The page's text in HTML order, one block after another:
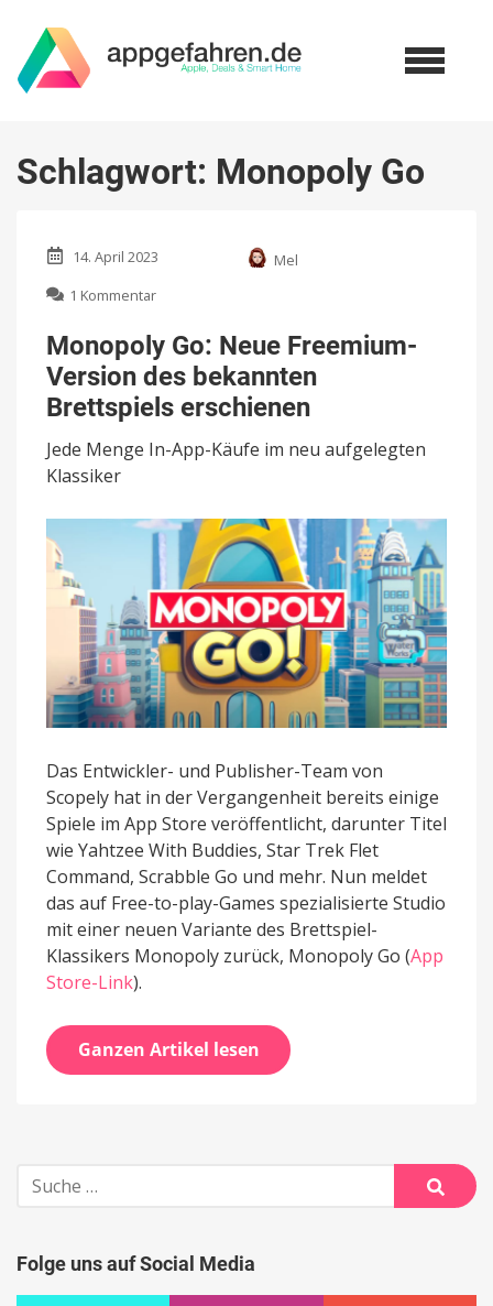
Schlagwort: Monopoly Go
14. April 2023
Mel
1 Kommentar
Go:
Neue
Freemium-
Version
des
bekannten
Brettspiels
Monopoly Go: Neue Freemium-
Version des bekannten
Brettspiels erschienen
Jede Menge In-App-Käufe im neu aufgelegten
Klassiker
Das Entwickler- und Publisher-Team von
Scopely hat in der Vergangenheit bereits einige
Spiele im App Store veröffentlicht, darunter Titel
wie Yahtzee With Buddies, Star Trek Flet
Command, Scrabble Go und mehr. Nun meldet
das auf Free-to-play-Games spezialisierte Studio
mit einer neuen Variante des Brettspiel-
Klassikers Monopoly zurück, Monopoly Go (App
Store-Link).
Ganzen Artikel lesen
Suche
nach:
Suche
Folge uns auf Social Media